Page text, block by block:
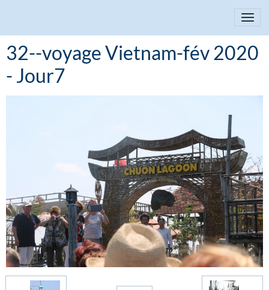
32--voyage Vietnam-fév 2020
- Jour7